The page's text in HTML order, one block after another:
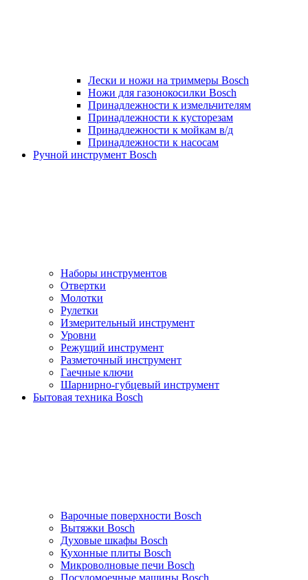
Лески и ножи на триммеры Bosch
Ножи для газонокосилки Bosch
Принадлежности к измельчителям
Принадлежности к кусторезам
Принадлежности к мойкам в/д
Принадлежности к насосам
Ручной инструмент Bosch
Наборы инструментов
Отвертки
Молотки
Рулетки
Измерительный инструмент
Уровни
Режущий инструмент
Разметочный инструмент
Гаечные ключи
Шарнирно-губцевый инструмент
Бытовая техника Bosch
Варочные поверхности Bosch
Вытяжки Bosch
Духовые шкафы Bosch
Кухонные плиты Bosch
Микроволновые печи Bosch
Посудомоечные машины Bosch